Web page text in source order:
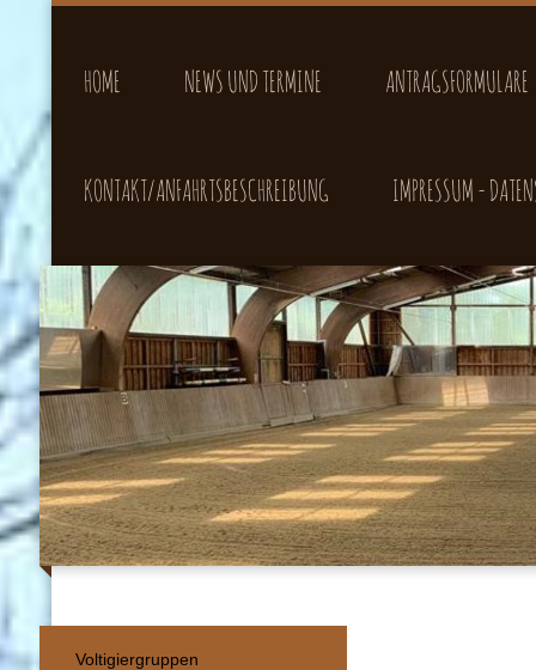
HOME NEWS UND TERMINE ANTRAGSFORMULARE
KONTAKT/ANFAHRTSBESCHREIBUNG IMPRESSUM -
Voltigiergruppen